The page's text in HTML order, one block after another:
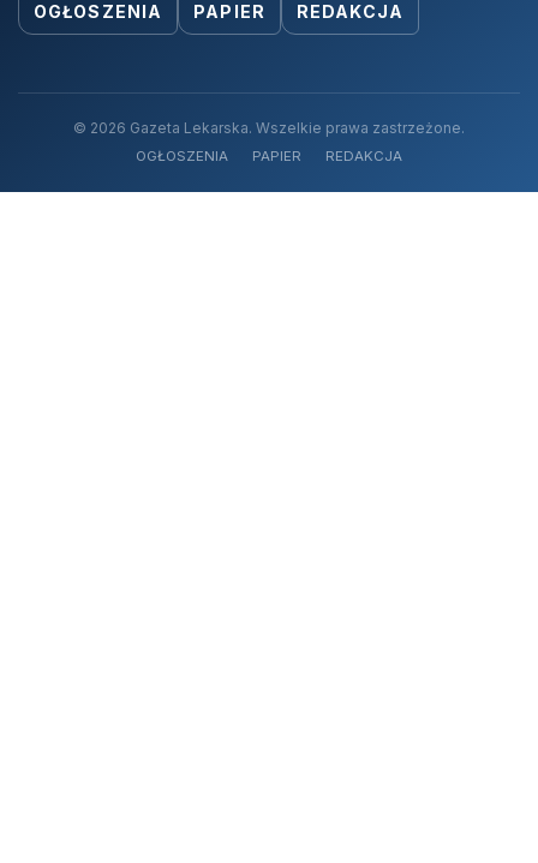
OGŁOSZENIA PAPIER REDAKCJA
© 2026 Gazeta Lekarska. Wszelkie prawa zastrzeżone.
OGŁOSZENIA PAPIER REDAKCJA